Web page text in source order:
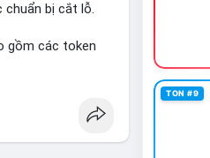
bị cắt lỗ.
gồm các token
trực tiếp đến
TON #9